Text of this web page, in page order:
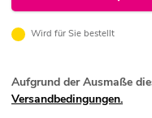
Wird für Sie bestellt
Aufgrund der Ausmaße
Versandbedingungen.